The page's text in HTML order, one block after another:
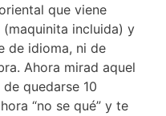
que viene
incluida) y
de idioma, ni de
Ahora mirad aquel
quedarse 10
“no se qué” y te